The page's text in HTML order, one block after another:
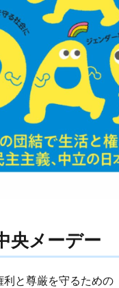
央メーデー
利と尊厳を守るための